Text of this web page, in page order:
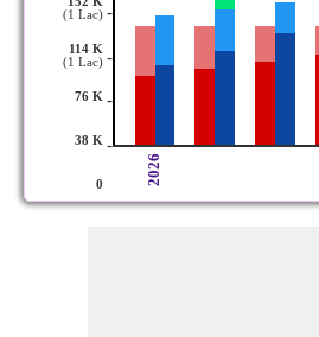
(1 Lac)
114 K
(1 Lac)
76 K
38 K
0
-
-
-
-
2026